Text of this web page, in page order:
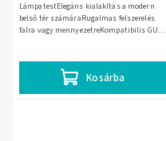
Kosárba
LámpatestElegáns kialakítás a modern
belső tér számáraRugalmas felszerelés
falra vagy mennyezetreKompatibilis GU10